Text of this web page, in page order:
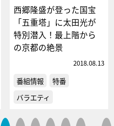
西郷隆盛が登った国宝
「五重塔」に太田光が
特別潜入！最上階から
の京都の絶景
2018.08.13
番組情報
特番
バラエティ